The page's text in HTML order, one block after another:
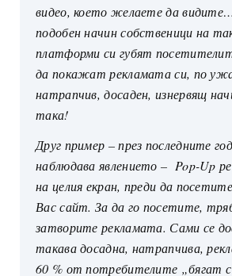
видео, което желаете да
подобен начин собственици на
платформи си губят
да покажат рекламата си, по
натрапчив, досаден, изнервящ
така!
Друг пример – през последните
наблюдава явлението – Pop-Up
на целия екран, преди да
Вас сайт. За да го посетите,
затворите рекламата. Сами се
такава досадна, натрапчива,
60 % от потребителите „бягат